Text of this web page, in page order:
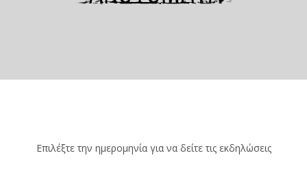
Επιλέξτε την ημερομηνία για να δείτε τις εκδηλώσεις